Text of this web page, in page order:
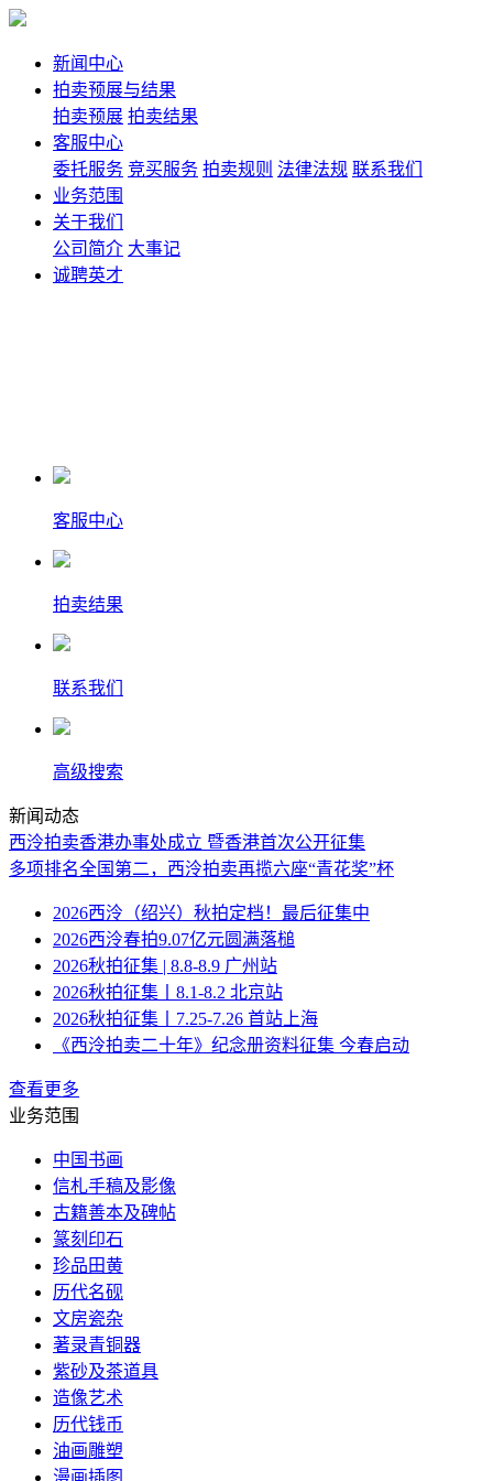
新闻中心
拍卖预展与结果
拍卖预展 拍卖结果
客服中心
委托服务 竞买服务 拍卖规则 法律法规 联系我们
业务范围
关于我们
公司简介 大事记
诚聘英才
客服中心
拍卖结果
联系我们
高级搜索
新闻动态
西泠拍卖香港办事处成立 暨香港首次公开征集
多项排名全国第二，西泠拍卖再揽六座“青花奖”杯
2026西泠（绍兴）秋拍定档！最后征集中
2026西泠春拍9.07亿元圆满落槌
2026秋拍征集 | 8.8-8.9 广州站
2026秋拍征集丨8.1-8.2 北京站
2026秋拍征集丨7.25-7.26 首站上海
《西泠拍卖二十年》纪念册资料征集 今春启动
查看更多
业务范围
中国书画
信札手稿及影像
古籍善本及碑帖
篆刻印石
珍品田黄
历代名砚
文房瓷杂
著录青铜器
紫砂及茶道具
造像艺术
历代钱币
油画雕塑
漫画插图